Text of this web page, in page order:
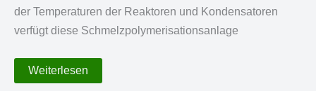
der Temperaturen der Reaktoren und Kondensatoren
verfügt diese Schmelzpolymerisationsanlage
2-
stufige
Weiterlesen